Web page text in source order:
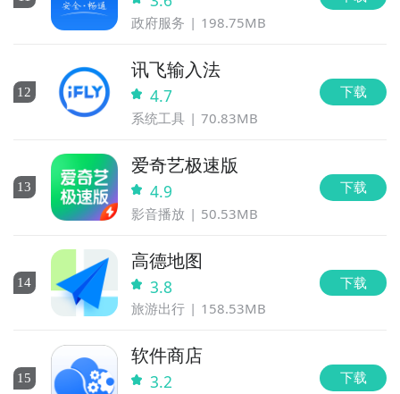
政府服务 198.75MB
12
讯飞输入法
4.7
系统工具 70.83MB
下载
13
爱奇艺极速版
4.9
影音播放 50.53MB
下载
14
高德地图
3.8
旅游出行 158.53MB
下载
15
软件商店
3.2 下载